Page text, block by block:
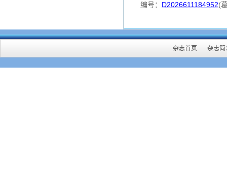
编号： D2026611184952(
杂志首页 杂志简